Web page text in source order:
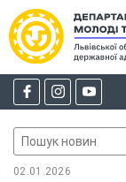
02.01.2026